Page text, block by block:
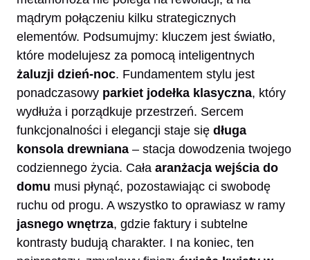
mądrym połączeniu kilku strategicznych
elementów. Podsumujmy: kluczem jest światło,
które modelujesz za pomocą inteligentnych
żaluzji dzień-noc. Fundamentem stylu jest
ponadczasowy parkiet jodełka klasyczna, który
wydłuża i porządkuje przestrzeń. Sercem
funkcjonalności i elegancji staje się długa
konsola drewniana – stacja dowodzenia twojego
codziennego życia. Cała aranżacja wejścia do
domu musi płynąć, pozostawiając ci swobodę
ruchu od progu. A wszystko to oprawiasz w ramy
jasnego wnętrza, gdzie faktury i subtelne
kontrasty budują charakter. I na koniec, ten